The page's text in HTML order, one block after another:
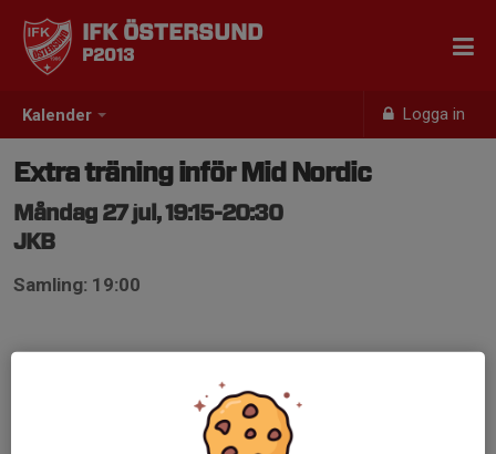
Kalender Logga in
IFK ÖSTERSUND
P2013
Extra träning inför Mid Nordic
Måndag 27 jul, 19:15-20:30
JKB
Samling: 19:00